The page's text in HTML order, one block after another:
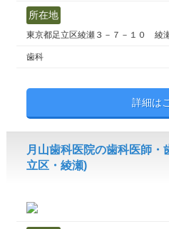
所在地
東京都足立区綾瀬３－７－１０ 綾
歯科
詳細は
月山歯科医院の歯科医師・
立区・綾瀬)